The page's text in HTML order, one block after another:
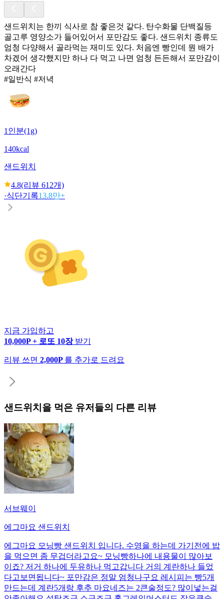
샌드위치는 한끼 식사로 참 좋은것 같다. 탄수화물 단백질등
골고루 영양소가 들어있어서 포만감도 좋다. 샌드위치 종류도
엄청 다양해서 골라먹는 재미도 있다. 처음엔 빵인데 뭔 배가
차겠어 생각했지만 하나 다 먹고 나면 엄청 든든해서 포만감이
오래간다
#일반식 #저녁
1인분(1g)
140kcal
샌드위치
4.8(리뷰 612개)
·식단기록13.8만+
지금 가입하고
10,000P + 로또 10장 받기
리뷰 쓰면 2,000P 를 추가로 드려요
샌드위치 을 먹은 유저들의 다른 리뷰
서브웨이
에그마요 샌드위치
에그마요 모닝빵 샌드위치 입니다. 수영을 하는데 가기전에 밥
을 먹으면 좀 무겁더라고요~ 모닝빵하나에 내용물이 많아보
이죠? 저거 하나에 두유하나 먹고갑니다 거의 계란하나 들었
다고보면됩니다~ 포만감은 정말 엄청나구요 레시피는 빵5개
만드는데 계란5개랑 후추 마요네즈는 2큰술정도? 많이넣는걸